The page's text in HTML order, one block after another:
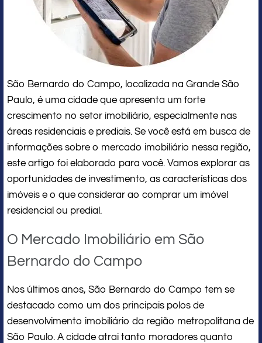
São Bernardo do Campo, localizada na Grande São
Paulo, é uma cidade que apresenta um forte
crescimento no setor imobiliário, especialmente nas
áreas residenciais e prediais. Se você está em busca de
informações sobre o mercado imobiliário nessa região,
este artigo foi elaborado para você. Vamos explorar as
oportunidades de investimento, as características dos
imóveis e o que considerar ao comprar um imóvel
residencial ou predial.
O Mercado Imobiliário em São
Bernardo do Campo
Nos últimos anos, São Bernardo do Campo tem se
destacado como um dos principais polos de
desenvolvimento imobiliário da região metropolitana de
São Paulo. A cidade atrai tanto moradores quanto